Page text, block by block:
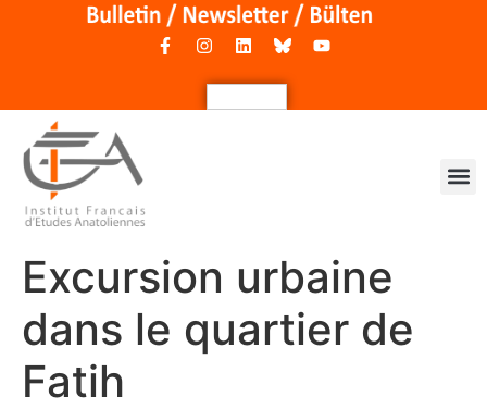
Excursion urbaine
dans le quartier de
Fatih